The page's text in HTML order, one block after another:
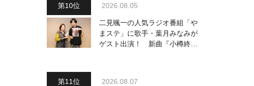
2026.08.05
二見颯一の人気ラジオ番組「や
まステ」に歌手・葉月みなみが
ゲスト出演！ 新曲『小樽終着
2026.08.07